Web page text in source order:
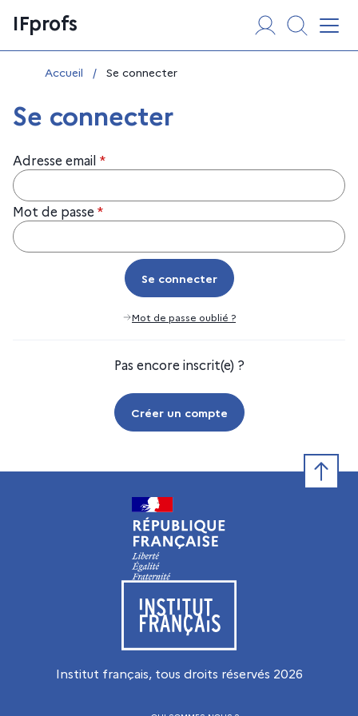
au
contenu
IFprofs
Vous êtes ici :
Accueil / Se connecter
Se connecter
Adresse email *
Mot de passe *
Se connecter
Se connecter
Mot de passe oublié ?
Pas encore inscrit(e) ?
Créer un compte
Visiter le site de l’Institut français
Institut français, tous droits réservés 2026